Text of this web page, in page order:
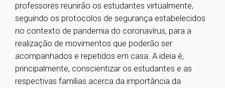
professores reunirão os estudantes virtualmente,
seguindo os protocolos de segurança estabelecidos
no contexto de pandemia do coronavírus, para a
realização de movimentos que poderão ser
acompanhados e repetidos em casa. A ideia é,
principalmente, conscientizar os estudantes e as
respectivas famílias acerca da importância da